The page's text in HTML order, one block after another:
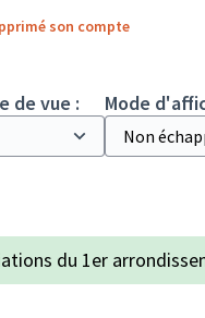
son compte
de vue :
Mode
du 1er